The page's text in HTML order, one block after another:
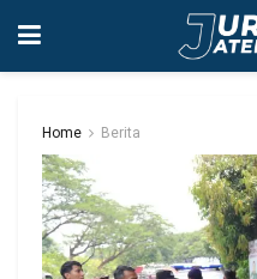
Home Berita